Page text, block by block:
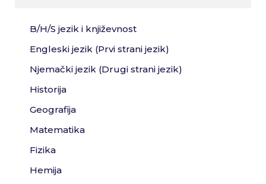
B/H/S jezik i književnost
Engleski jezik (Prvi strani jezik)
Njemački jezik (Drugi strani jezik)
Historija
Geografija
Matematika
Fizika
Hemija